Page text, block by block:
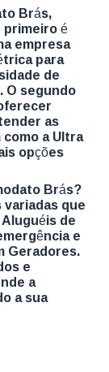
Brás,
é
empresa
para
de
O segundo
as
a Ultra
opções
Brás?
que
de
e
Geradores.
e
a
a sua